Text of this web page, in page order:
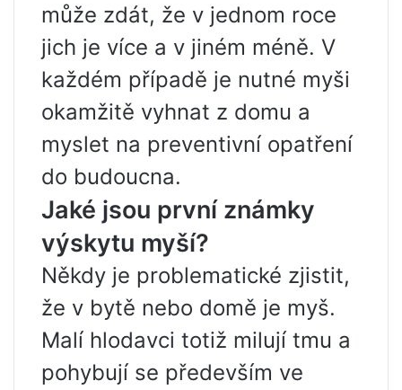
může zdát, že v jednom roce
jich je více a v jiném méně. V
každém případě je nutné myši
okamžitě vyhnat z domu a
myslet na preventivní opatření
do budoucna.
Jaké jsou první známky
výskytu myší?
Někdy je problematické zjistit,
že v bytě nebo domě je myš.
Malí hlodavci totiž milují tmu a
pohybují se především ve